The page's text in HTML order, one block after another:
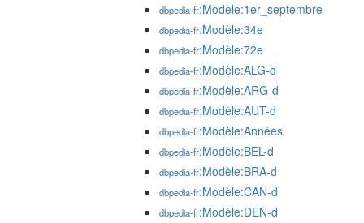
dbpedia-fr:Modèle:1er_septembre
dbpedia-fr:Modèle:34e
dbpedia-fr:Modèle:72e
dbpedia-fr:Modèle:ALG-d
dbpedia-fr:Modèle:ARG-d
dbpedia-fr:Modèle:AUT-d
dbpedia-fr:Modèle:Années
dbpedia-fr:Modèle:BEL-d
dbpedia-fr:Modèle:BRA-d
dbpedia-fr:Modèle:CAN-d
dbpedia-fr:Modèle:DEN-d